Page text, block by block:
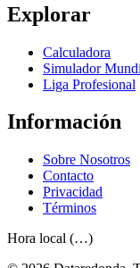
Explorar
Calculadora
Simulador
Liga Profesional
Información
Sobre Nosotros
Contacto
Privacidad
Términos
Hora local (…)